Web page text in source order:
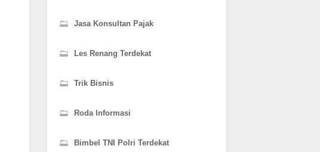
Jasa Konsultan Pajak
Les Renang Terdekat
Trik Bisnis
Roda Informasi
Bimbel TNI Polri Terdekat